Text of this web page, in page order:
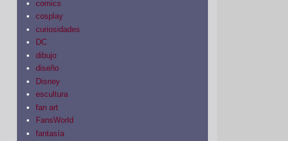
comics
cosplay
curiosidades
DC
dibujo
diseño
Disney
escultura
fan art
FansWorld
fantasía